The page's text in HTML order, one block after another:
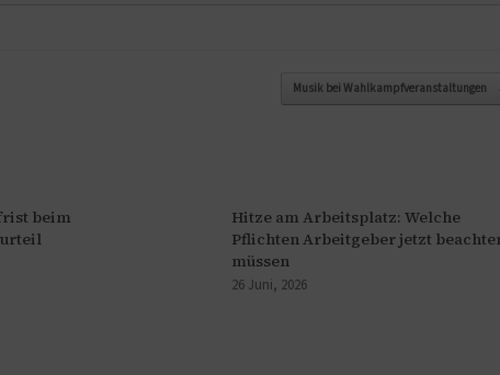
Musik bei Wahlkampfveranstaltungen
beim
Hitze am Arbeitsplatz: Welche
Pflichten Arbeitgeber jetzt
müssen
26 Juni, 2026